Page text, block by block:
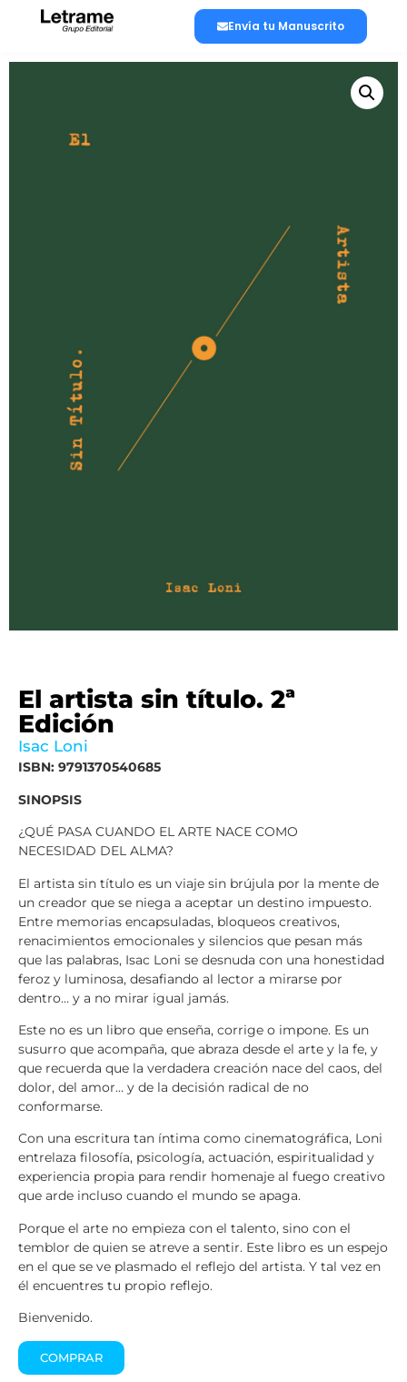
Envía tu Manuscrito
El artista sin título. 2ª
Edición
Isac Loni
ISBN: 9791370540685
SINOPSIS
¿QUÉ PASA CUANDO EL ARTE NACE COMO
NECESIDAD DEL ALMA?
El artista sin título es un viaje sin brújula por la mente de
un creador que se niega a aceptar un destino impuesto.
Entre memorias encapsuladas, bloqueos creativos,
renacimientos emocionales y silencios que pesan más
que las palabras, Isac Loni se desnuda con una honestidad
feroz y luminosa, desafiando al lector a mirarse por
dentro… y a no mirar igual jamás.
Este no es un libro que enseña, corrige o impone. Es un
susurro que acompaña, que abraza desde el arte y la fe, y
que recuerda que la verdadera creación nace del caos, del
dolor, del amor… y de la decisión radical de no
conformarse.
Con una escritura tan íntima como cinematográfica, Loni
entrelaza filosofía, psicología, actuación, espiritualidad y
experiencia propia para rendir homenaje al fuego creativo
que arde incluso cuando el mundo se apaga.
Porque el arte no empieza con el talento, sino con el
temblor de quien se atreve a sentir. Este libro es un espejo
en el que se ve plasmado el reflejo del artista. Y tal vez en
él encuentres tu propio reflejo.
Bienvenido.
COMPRAR